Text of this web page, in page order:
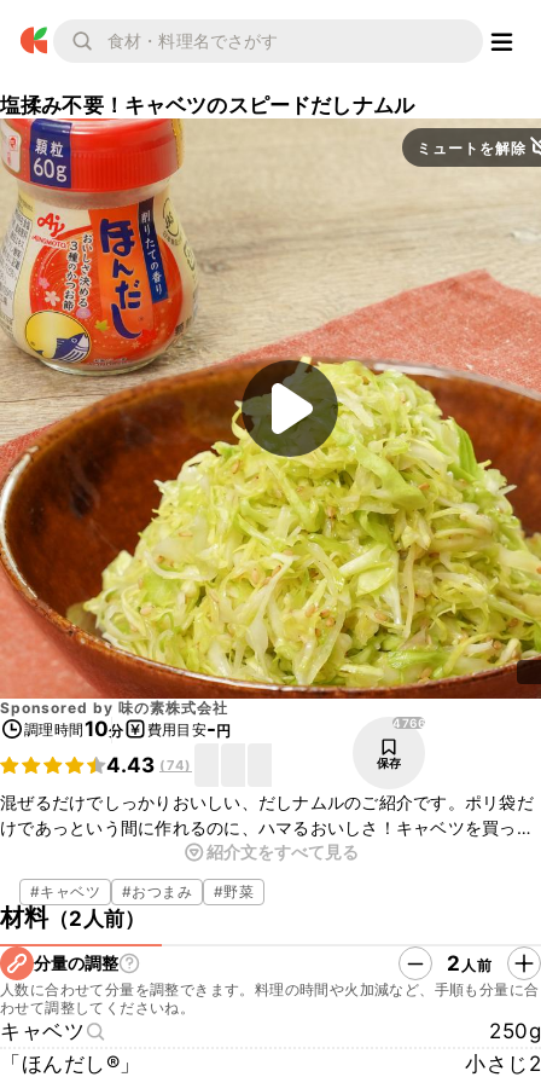
塩揉み不要！キャベツのスピードだしナムル
ミュートを解除
Sponsored by 味の素株式会社
調理時間10分 費用目安-円
4.43 (74)
4766
保存
混ぜるだけでしっかりおいしい、だしナムルのご紹介です。ポリ袋だ
けであっという間に作れるのに、ハマるおいしさ！キャベツを買った
ときはぜひ一度作ってほしい一品です。「ほんだし®」でうま味たっ
ぷりの味わいになっているので、そのまま副菜やおつまみとして食べ
るのはもちろん、卵で包んで具だくさんオムレツにしたり、肉巻きに
してごはんのおかずとしても楽しめますよ。
紹介文をすべて見る
#キャベツ #おつまみ #野菜
材料（2人前）
分量の調整 2 人前
人数に合わせて分量を調整できます。料理の時間や火加減など、手順も分量に合
わせて調整してくださいね。
キャベツ
250g
「ほんだし®」
小さじ2